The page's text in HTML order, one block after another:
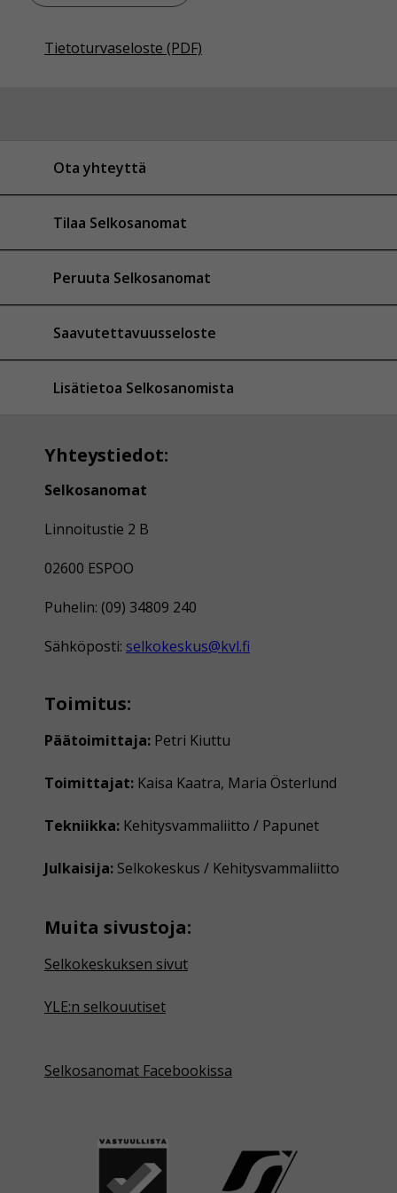
Tietoturvaseloste (PDF)
Ota yhteyttä
Tilaa Selkosanomat
Peruuta Selkosanomat
Saavutettavuusseloste
Lisätietoa Selkosanomista
Yhteystiedot:
Selkosanomat
Linnoitustie 2 B
02600 ESPOO
Puhelin: (09) 34809 240
Sähköposti: selkokeskus@kvl.fi
Toimitus:
Päätoimittaja: Petri Kiuttu
Toimittajat: Kaisa Kaatra, Maria Österlund
Tekniikka: Kehitysvammaliitto / Papunet
Julkaisija: Selkokeskus / Kehitysvammaliitto
Muita sivustoja:
Selkokeskuksen sivut
YLE:n selkouutiset
Selkosanomat Facebookissa